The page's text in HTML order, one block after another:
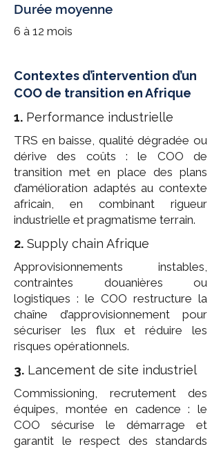
Durée moyenne
6 à 12 mois
Contextes d’intervention d’un
COO de transition en Afrique
1. Performance industrielle
TRS en baisse, qualité dégradée ou
dérive des coûts : le COO de
transition met en place des plans
d’amélioration adaptés au contexte
africain, en combinant rigueur
industrielle et pragmatisme terrain.
2. Supply chain Afrique
Approvisionnements instables,
contraintes douanières ou
logistiques : le COO restructure la
chaîne d’approvisionnement pour
sécuriser les flux et réduire les
risques opérationnels.
3. Lancement de site industriel
Commissioning, recrutement des
équipes, montée en cadence : le
COO sécurise le démarrage et
garantit le respect des standards